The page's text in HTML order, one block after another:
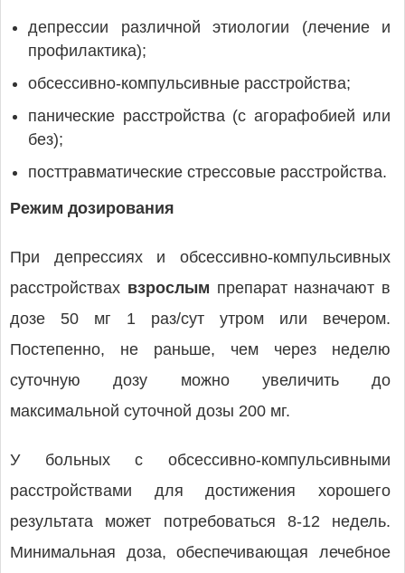
депрессии различной этиологии (лечение и
профилактика);
обсессивно-компульсивные расстройства;
панические расстройства (с агорафобией или
без);
посттравматические стрессовые расстройства.
Режим дозирования
При депрессиях и обсессивно-компульсивных
расстройствах взрослым препарат назначают в
дозе 50 мг 1 раз/сут утром или вечером.
Постепенно, не раньше, чем через неделю
суточную дозу можно увеличить до
максимальной суточной дозы 200 мг.
У больных с обсессивно-компульсивными
расстройствами для достижения хорошего
результата может потребоваться 8-12 недель.
Минимальная доза, обеспечивающая лечебное